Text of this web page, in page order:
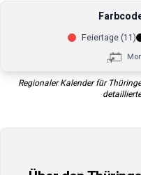
Feiertage (11)
Regionaler Kalender für